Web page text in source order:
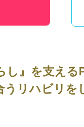
』を支える
うリハビリを